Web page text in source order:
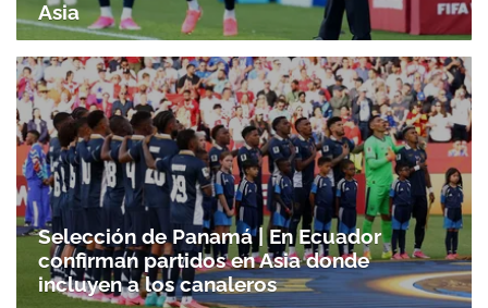
Asia
Selección de Panamá | En Ecuador
confirman partidos en Asia donde
incluyen a los canaleros